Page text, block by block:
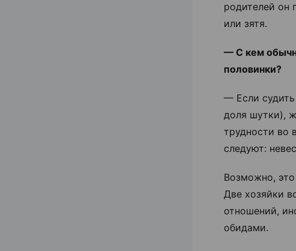
родителей он
или зятя.
— С кем
половинки?
— Если
доля шутки),
трудности во
следуют:
Возможно,
Две хозяйки
отношений,
обидами.